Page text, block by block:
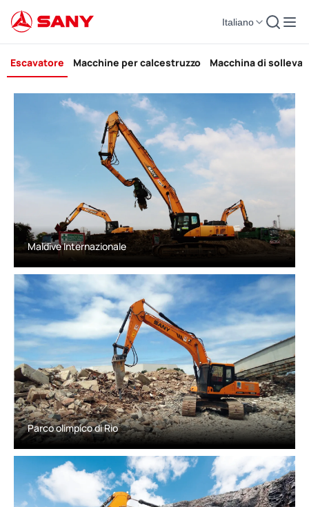
Italiano
Escavatore Elenco dei casi di costruzione
Escavatore Macchine per calcestruzzo Macchina di
Maldive Internazionale
Parco olimpico di Rio